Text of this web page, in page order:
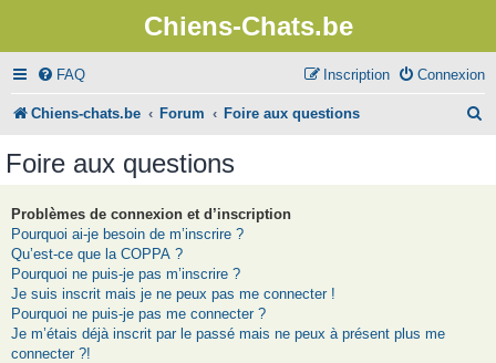
Chiens-Chats.be
FAQ Connexion
Inscription
Chiens-chats.be Forum Foire aux questions
Foire aux questions
Problèmes de connexion et d’inscription
Pourquoi ai-je besoin de m’inscrire ?
Qu’est-ce que la COPPA ?
Pourquoi ne puis-je pas m’inscrire ?
Je suis inscrit mais je ne peux pas me connecter !
Pourquoi ne puis-je pas me connecter ?
Je m’étais déjà inscrit par le passé mais ne peux à présent plus me
connecter ?!